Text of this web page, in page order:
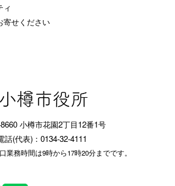
ィ
寄せください
小樽市花園2丁目12番1号
話(代表)：0134-32-4111
業務時間は9時から17時20分までです。